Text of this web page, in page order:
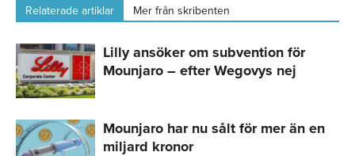
Relaterade artiklar Mer från skribenten
Lilly ansöker om subvention för
Mounjaro – efter Wegovys nej
Mounjaro har nu sålt för mer än en
miljard kronor